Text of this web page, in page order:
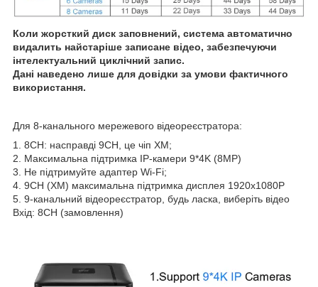
Коли жорсткий диск заповнений, система автоматично
видалить найстаріше записане відео, забезпечуючи
інтелектуальний циклічний запис.
Дані наведено лише для довідки за умови фактичного
використання.
Для 8-канального мережевого відеореєстратора:
1. 8CH: насправді 9CH, це чіп XM;
2. Максимальна підтримка IP-камери 9*4K (8MP)
3. Не підтримуйте адаптер Wi-Fi;
4. 9CH (XM) максимальна підтримка дисплея 1920x1080P
5. 9-канальний відеореєстратор, будь ласка, виберіть відео
Вхід: 8CH (замовлення)